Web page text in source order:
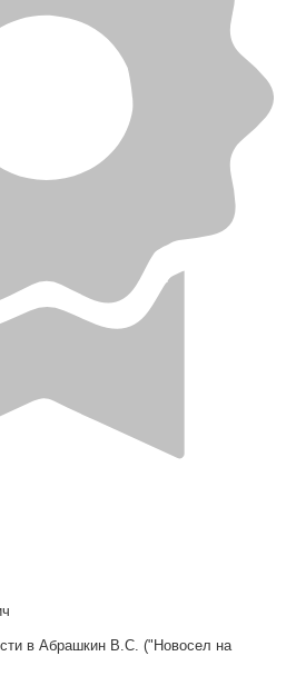
в Абрашкин В.С. ("Новосел на